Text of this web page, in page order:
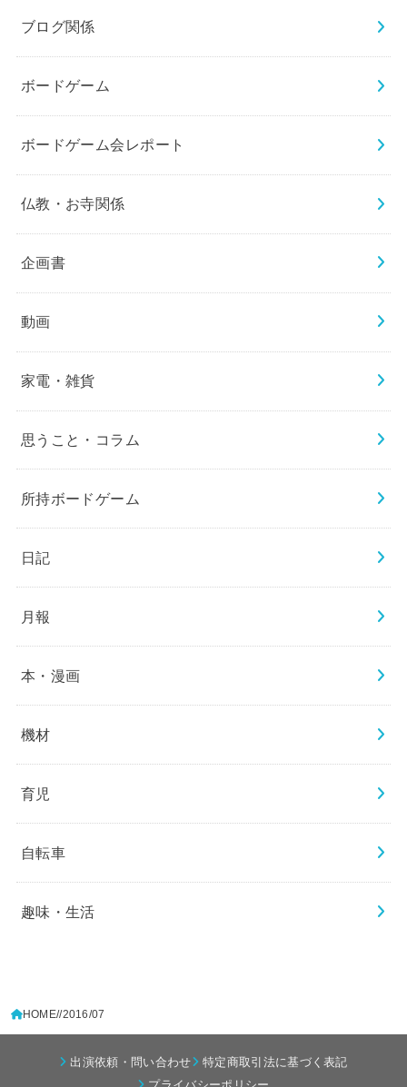
ブログ関係
ボードゲーム
ボードゲーム会レポート
仏教・お寺関係
企画書
動画
家電・雑貨
思うこと・コラム
所持ボードゲーム
日記
月報
本・漫画
機材
育児
自転車
趣味・生活
HOME /2016/07
出演依頼・問い合わせ
特定商取引法に基づく表記